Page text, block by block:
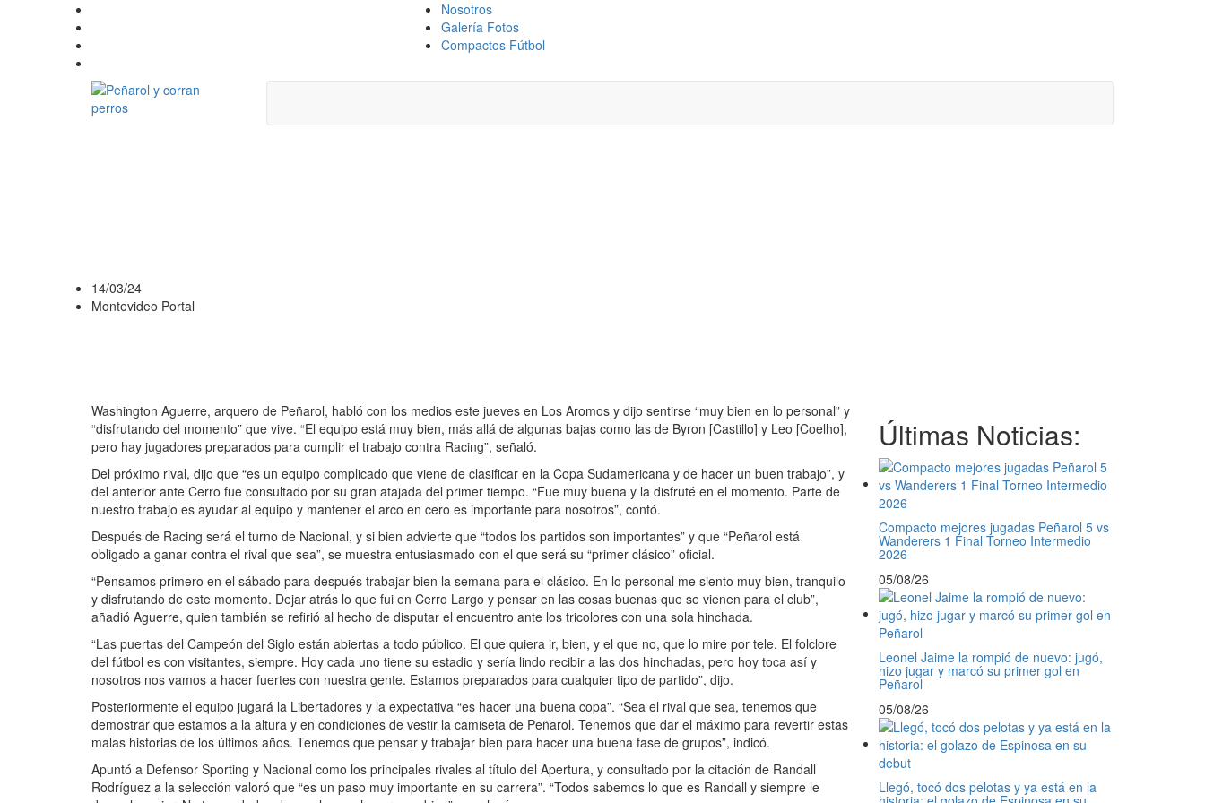
Nosotros
Galería Fotos
Compactos Fútbol
14/03/24
Montevideo Portal
Washington Aguerre, arquero de Peñarol, habló con los medios este jueves en Los Aromos y dijo sentirse “muy bien en lo personal” y
“disfrutando del momento” que vive. “El equipo está muy bien, más allá de algunas bajas como las de Byron [Castillo] y Leo [Coelho],
pero hay jugadores preparados para cumplir el trabajo contra Racing”, señaló.
Del próximo rival, dijo que “es un equipo complicado que viene de clasificar en la Copa Sudamericana y de hacer un buen trabajo”, y
del anterior ante Cerro fue consultado por su gran atajada del primer tiempo. “Fue muy buena y la disfruté en el momento. Parte de
nuestro trabajo es ayudar al equipo y mantener el arco en cero es importante para nosotros”, contó.
Después de Racing será el turno de Nacional, y si bien advierte que “todos los partidos son importantes” y que “Peñarol está
obligado a ganar contra el rival que sea”, se muestra entusiasmado con el que será su “primer clásico” oficial.
“Pensamos primero en el sábado para después trabajar bien la semana para el clásico. En lo personal me siento muy bien, tranquilo
y disfrutando de este momento. Dejar atrás lo que fui en Cerro Largo y pensar en las cosas buenas que se vienen para el club”,
añadió Aguerre, quien también se refirió al hecho de disputar el encuentro ante los tricolores con una sola hinchada.
“Las puertas del Campeón del Siglo están abiertas a todo público. El que quiera ir, bien, y el que no, que lo mire por tele. El folclore
del fútbol es con visitantes, siempre. Hoy cada uno tiene su estadio y sería lindo recibir a las dos hinchadas, pero hoy toca así y
nosotros nos vamos a hacer fuertes con nuestra gente. Estamos preparados para cualquier tipo de partido”, dijo.
Posteriormente el equipo jugará la Libertadores y la expectativa “es hacer una buena copa”. “Sea el rival que sea, tenemos que
demostrar que estamos a la altura y en condiciones de vestir la camiseta de Peñarol. Tenemos que dar el máximo para revertir estas
malas historias de los últimos años. Tenemos que pensar y trabajar bien para hacer una buena fase de grupos”, indicó.
Apuntó a Defensor Sporting y Nacional como los principales rivales al título del Apertura, y consultado por la citación de Randall
Rodríguez a la selección valoró que “es un paso muy importante en su carrera”. “Todos sabemos lo que es Randall y siempre le
Últimas Noticias:
Compacto mejores jugadas Peñarol 5 vs
Wanderers 1 Final Torneo Intermedio
2026
05/08/26
Leonel Jaime la rompió de nuevo: jugó,
hizo jugar y marcó su primer gol en
Peñarol
05/08/26
Llegó, tocó dos pelotas y ya está en la